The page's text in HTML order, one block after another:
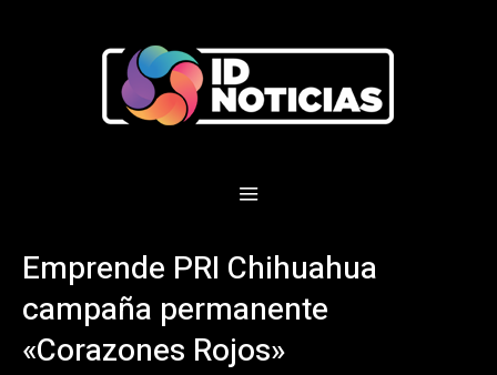
Emprende PRI Chihuahua
campaña permanente
«Corazones Rojos»